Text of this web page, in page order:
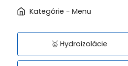
🥇 Hydroizolácie